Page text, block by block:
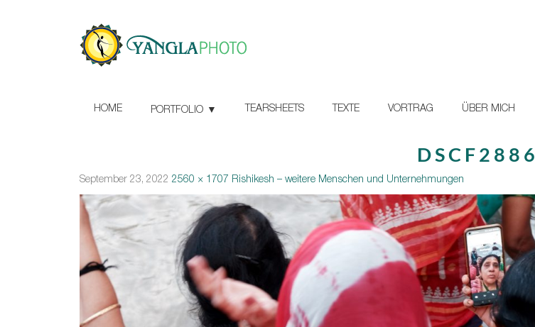
HOME PORTFOLIO TEARSHEETS TEXTE VORTRAG ÜBER MICH
DSCF2886
September 23, 2022 2560 × 1707 Rishikesh – weitere Menschen und Unternehmungen